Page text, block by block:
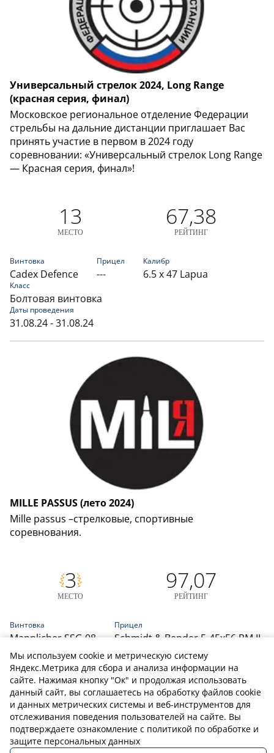
Универсальный стрелок 2024, Long Range
(красная серия, финал)
Московское региональное отделение Федерации
стрельбы на дальние дистанции приглашает Вас
принять участие в первом в 2024 году
соревновании: «Универсальный стрелок Long Range
— Красная серия, финал»!
13
МЕСТО
67,38
РЕЙТИНГ
Винтовка
Cadex Defence
Прицел
---
Калибр
6.5 x 47 Lapua
Класс
Болтовая винтовка
Даты проведения
31.08.24 - 31.08.24
MILLE PASSUS (лето 2024)
Mille passus –стрелковые, спортивные
соревнования.
3
МЕСТО
97,07
РЕЙТИНГ
Винтовка
Mannlicher SSG 08
Прицел
Schmidt & Bender 5-45x56 PM II
.300 NM
Даты проведения
03.08.24 - 03.08.24
Мы используем cookie и метрическую систему
Яндекс.Метрика для сбора и анализа информации на
сайте. Нажимая кнопку "Ок" и продолжая использовать
данный сайт, вы соглашаетесь на обработку файлов cookie
и данных метрических системы и веб-инструментов для
отслеживания поведения пользователей на сайте. Вы
подтверждаете ознакомление с политикой по обработке и
защите персональных данных